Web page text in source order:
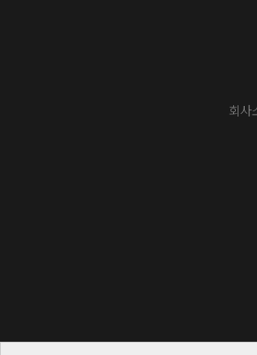
회사